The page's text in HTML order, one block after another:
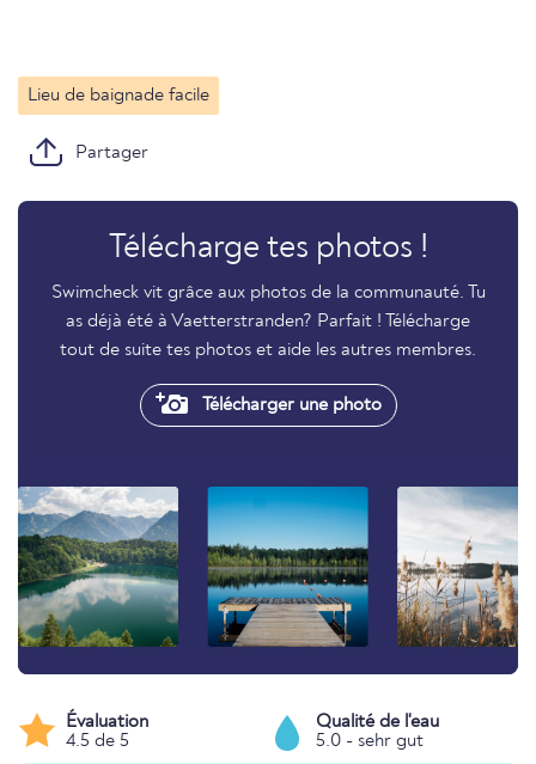
Lieu de baignade facile
Partager
Télécharge tes photos !
Swimcheck vit grâce aux photos de la communauté. Tu
as déjà été à Vaetterstranden? Parfait ! Télécharge
tout de suite tes photos et aide les autres membres.
Télécharger une photo
Évaluation
4.5 de 5
Qualité de l'eau
5.0 - sehr gut